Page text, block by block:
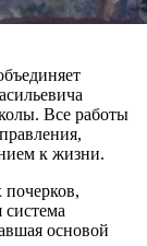
Все работы
к жизни.
основой